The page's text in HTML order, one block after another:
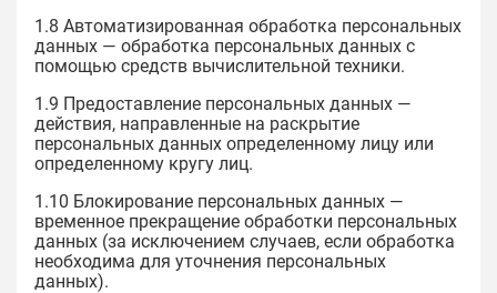
1.8 Автоматизированная обработка персональных
данных — обработка персональных данных с
помощью средств вычислительной техники.
1.9 Предоставление персональных данных —
действия, направленные на раскрытие
персональных данных определенному лицу или
определенному кругу лиц.
1.10 Блокирование персональных данных —
временное прекращение обработки персональных
данных (за исключением случаев, если обработка
необходима для уточнения персональных
данных).